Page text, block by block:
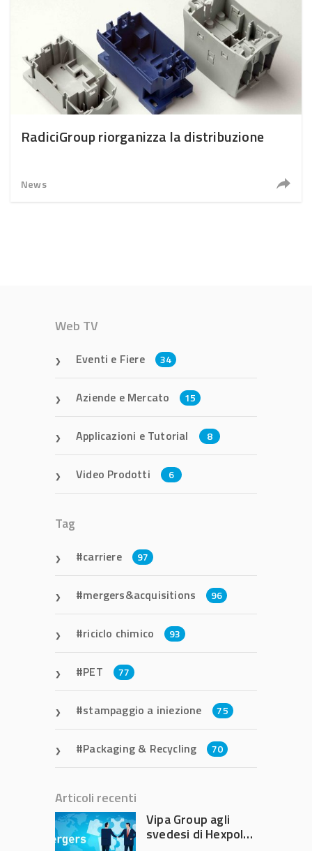
RadiciGroup riorganizza la distribuzione
News
Web TV
Eventi e Fiere 34
Aziende e Mercato 15
Applicazioni e Tutorial 8
Video Prodotti 6
Tag
carriere 97
mergers&acquisitions 96
riciclo chimico 93
PET 77
stampaggio a iniezione 75
Packaging & Recycling 70
Articoli recenti
Vipa Group agli
svedesi di Hexpol